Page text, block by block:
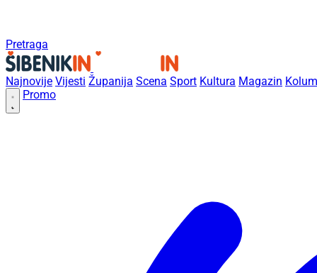
Pretraga
Najnovije Vijesti Županija Scena Sport Kultura Magazin
Promo